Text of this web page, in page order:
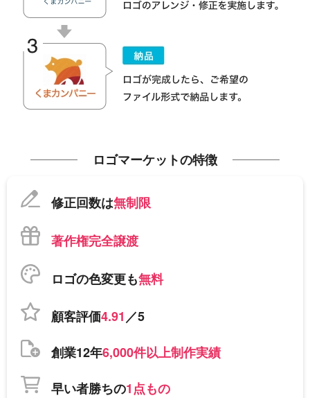
ロゴマーケットの特徴
修正回数は無制限
著作権完全譲渡
ロゴの色変更も無料
顧客評価4.91／5
創業12年6,000件以上制作実績
早い者勝ちの1点もの